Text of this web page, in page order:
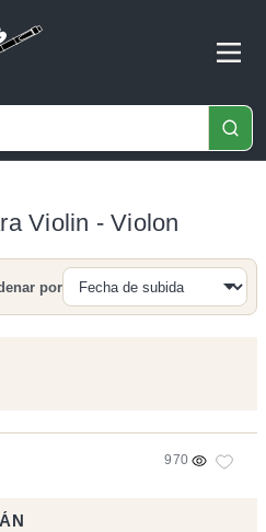
Violin - Violon
Buscar
por
970